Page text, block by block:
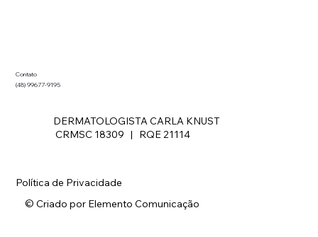
Política de Privacidade
© Criado por Elemento Comunicação
Contato
(48) 99677-9195
DERMATOLOGISTA CARLA KNUST
CRMSC 18309 | RQE 21114